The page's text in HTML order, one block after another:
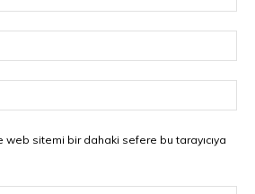
web sitemi bir dahaki sefere bu tarayıcıya